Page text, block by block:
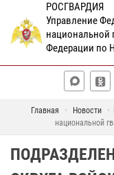
РОСГВАРДИЯ
Управление
национальной
Федерации по
Главная Новости
национальной